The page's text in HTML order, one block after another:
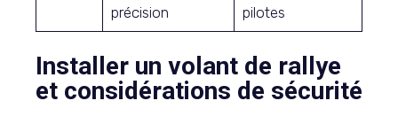
précision
pilotes
Installer un volant de rallye
et considérations de sécurité